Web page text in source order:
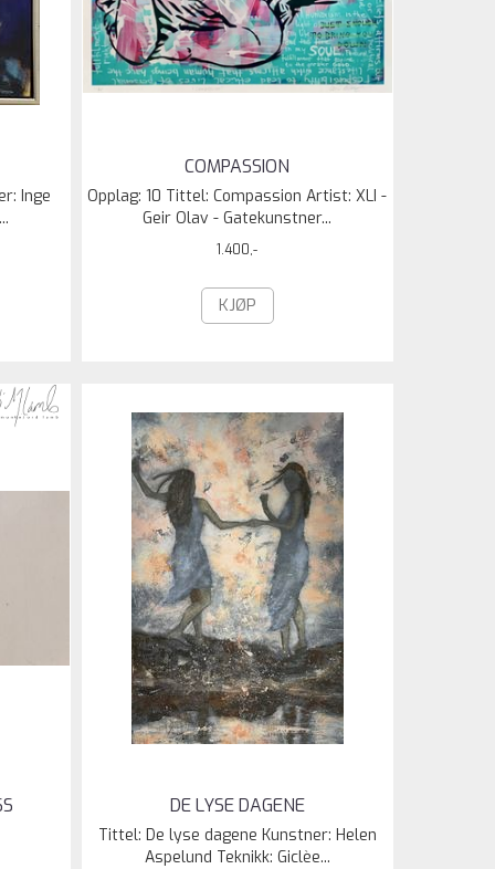
Inge
COMPASSION
Opplag: 10 Tittel: Compassion Artist: XLI -
Geir Olav - Gatekunstner...
1.400,-
KJØP
DE LYSE DAGENE
Tittel: De lyse dagene Kunstner: Helen
Aspelund Teknikk: Giclèe...